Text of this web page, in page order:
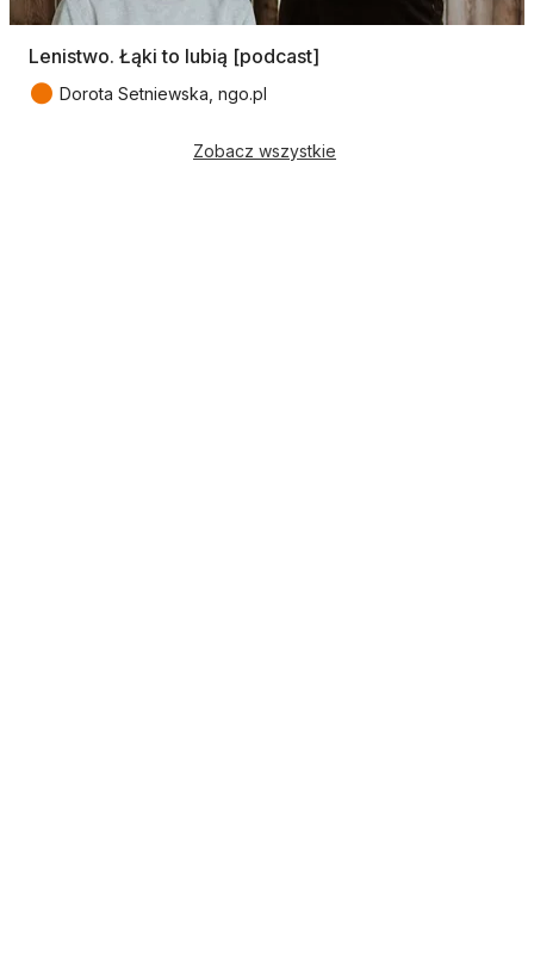
Lenistwo. Łąki to lubią [podcast]
● Dorota Setniewska, ngo.pl
Zobacz wszystkie